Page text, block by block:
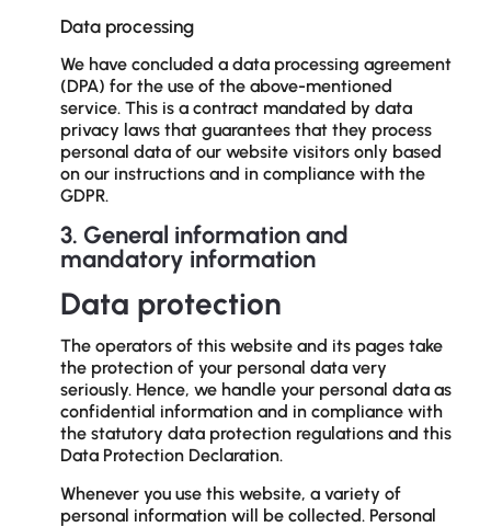
Data processing
We have concluded a data processing agreement
(DPA) for the use of the above-mentioned
service. This is a contract mandated by data
privacy laws that guarantees that they process
personal data of our website visitors only based
on our instructions and in compliance with the
GDPR.
3. General information and
mandatory information
Data protection
The operators of this website and its pages take
the protection of your personal data very
seriously. Hence, we handle your personal data as
confidential information and in compliance with
the statutory data protection regulations and this
Data Protection Declaration.
Whenever you use this website, a variety of
personal information will be collected. Personal